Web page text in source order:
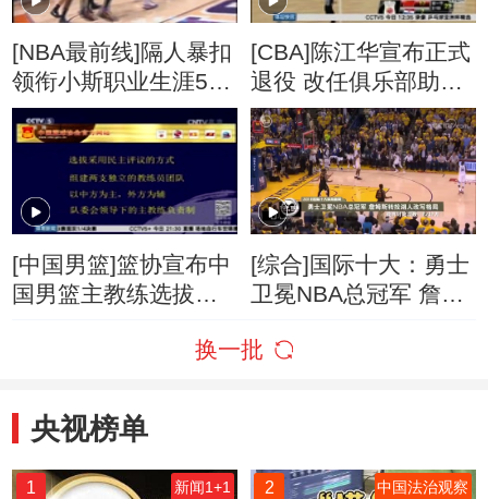
[NBA最前线]隔人暴扣
领衔小斯职业生涯50
佳球
[CBA]陈江华宣布正式
退役 改任俱乐部助理
教练
[中国男篮]篮协宣布中
国男篮主教练选拔方
[综合]国际十大：勇士
卫冕NBA总冠军 詹姆
换一批
央视榜单
1 新闻1+1 2 中国法治观察